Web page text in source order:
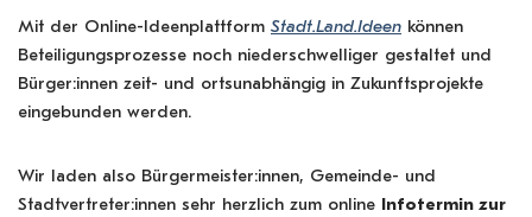
Mit der Online-Ideenplattform Stadt.Land.Ideen können
Beteiligungsprozesse noch niederschwelliger gestaltet und
Bürger:innen zeit- und ortsunabhängig in Zukunftsprojekte
eingebunden werden.
Wir laden also Bürgermeister:innen, Gemeinde- und
Stadtvertreter:innen sehr herzlich zum online Infotermin zur